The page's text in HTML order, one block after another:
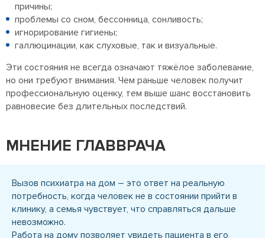
причины;
проблемы со сном, бессонница, сонливость;
игнорирование гигиены;
галлюцинации, как слуховые, так и визуальные.
Эти состояния не всегда означают тяжёлое заболевание,
но они требуют внимания. Чем раньше человек получит
профессиональную оценку, тем выше шанс восстановить
равновесие без длительных последствий.
МНЕНИЕ ГЛАВВРАЧА
Вызов психиатра на дом – это ответ на реальную
потребность, когда человек не в состоянии прийти в
клинику, а семья чувствует, что справляться дальше
невозможно.
Работа на дому позволяет увидеть пациента в его